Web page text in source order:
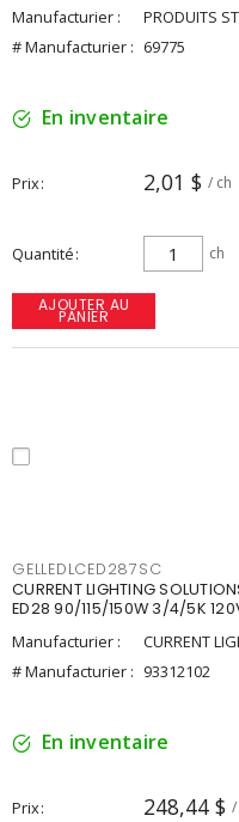
Manufacturier :
PRODUITS
# Manufacturier : 69775
En inventaire
Prix 2,01 $ / ch
Quantité ch
AJOUTER AU
PANIER
GELLEDLCED287SC
CURRENT LIGHTING
ED28 90/115/150W 3/4/5K
Manufacturier :
CURRENT
# Manufacturier : 93312102
En inventaire
Prix 248,44 $ /